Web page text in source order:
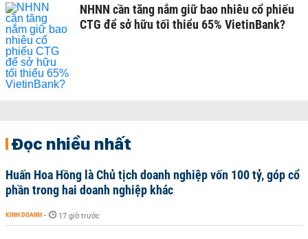
NHNN cần tăng nắm giữ bao nhiêu cổ phiếu
CTG để sở hữu tối thiểu 65% VietinBank?
Đọc nhiều nhất
Huấn Hoa Hồng là Chủ tịch doanh nghiệp vốn 100 tỷ, góp cổ
phần trong hai doanh nghiệp khác
KINH DOANH - 17 giờ trước